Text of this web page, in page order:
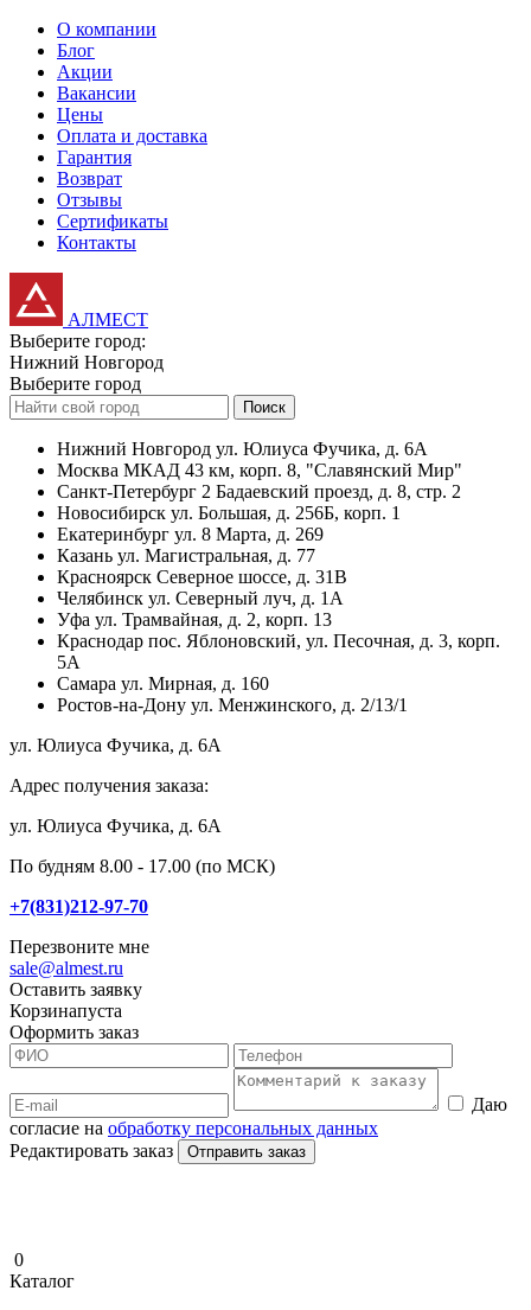
О компании
Блог
Акции
Вакансии
Цены
Оплата и доставка
Гарантия
Возврат
Отзывы
Сертификаты
Контакты
АЛМЕСТ
Выберите город:
Нижний Новгород
Выберите город
Поиск
Нижний Новгород ул. Юлиуса Фучика, д. 6А
Москва МКАД 43 км, корп. 8, "Славянский Мир"
Санкт-Петербург 2 Бадаевский проезд, д. 8, стр. 2
Новосибирск ул. Большая, д. 256Б, корп. 1
Екатеринбург ул. 8 Марта, д. 269
Казань ул. Магистральная, д. 77
Красноярск Северное шоссе, д. 31В
Челябинск ул. Северный луч, д. 1А
Уфа ул. Трамвайная, д. 2, корп. 13
Краснодар пос. Яблоновский, ул. Песочная, д. 3, корп.
5А
Самара ул. Мирная, д. 160
Ростов-на-Дону ул. Менжинского, д. 2/13/1
ул. Юлиуса Фучика, д. 6А
Адрес получения заказа:
ул. Юлиуса Фучика, д. 6А
По будням 8.00 - 17.00 (по МСК)
+7(831)212-97-70
Перезвоните мне
sale@almest.ru
Оставить заявку
Корзинапуста
Оформить заказ
Даю
согласие на обработку персональных данных
Редактировать заказ
Отправить заказ
0
Каталог